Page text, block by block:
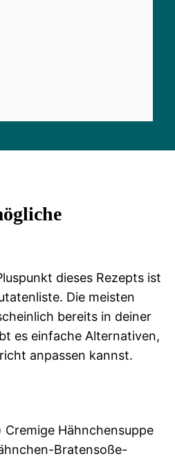
dieses Rezepts ist
Die meisten
bereits in deiner
es einfache Alternativen,
anpassen kannst.
Cremige Hähnchensuppe
Bratensoße-